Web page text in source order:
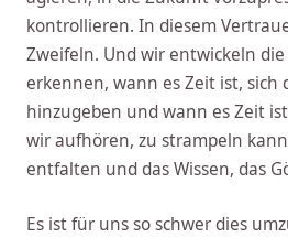
kontrollieren. In diesem
Zweifeln. Und wir entwickeln
erkennen, wann es Zeit ist, sich
hinzugeben und wann es Zeit
wir aufhören, zu strampeln
entfalten und das Wissen, das
Es ist für uns so schwer dies